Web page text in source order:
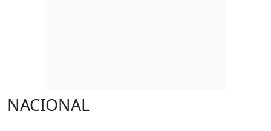
NACIONAL